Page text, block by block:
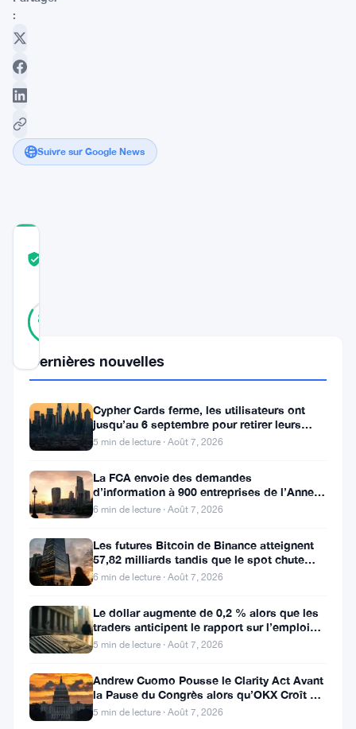
:
Suivre sur Google News
84
développeurs
Solana
envisagent
l’un
des
changements
politique
monétaire
plus
importants
Dernières nouvelles
Cypher Cards ferme, les utilisateurs ont
jusqu’au 6 septembre pour retirer leurs
fonds
5 min de lecture · Août 7, 2026
La FCA envoie des demandes
d’information à 900 entreprises de l’Annexe
1 contre le blanchiment
6 min de lecture · Août 7, 2026
Les futures Bitcoin de Binance atteignent
57,82 milliards tandis que le spot chute
huit fois
6 min de lecture · Août 7, 2026
Le dollar augmente de 0,2 % alors que les
traders anticipent le rapport sur l’emploi
aux États-Unis
5 min de lecture · Août 7, 2026
Andrew Cuomo Pousse le Clarity Act Avant
la Pause du Congrès alors qu’OKX Croît en
Europe
5 min de lecture · Août 7, 2026